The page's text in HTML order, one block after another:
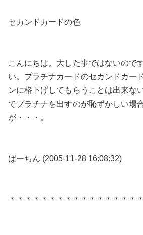
セカンドカードの色
こんにちは。大した事ではないので
い。プラチナカードのセカンドカー
ンに格下げしてもらうことは出来な
でプラチナを出すのが恥ずかしい場
が・・・。
ばーちん (2005-11-28 16:08:32)
＊＊＊＊＊＊＊＊＊＊＊＊＊＊＊＊